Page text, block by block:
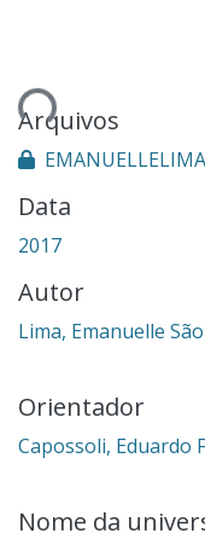
Carregando...
Arquivos
Data
2017
Autor
Lima, Emanuelle
Orientador
Capossoli, Eduardo
Nome da